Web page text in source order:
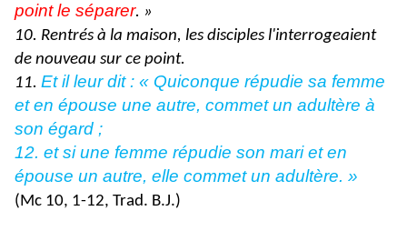
point le séparer. »
10. Rentrés à la maison, les disciples l'interrogeaient
de nouveau sur ce point.
11. Et il leur dit : « Quiconque répudie sa femme
et en épouse une autre, commet un adultère à
son égard ;
12. et si une femme répudie son mari et en
épouse un autre, elle commet un adultère. »
(Mc 10, 1-12, Trad. B.J.)